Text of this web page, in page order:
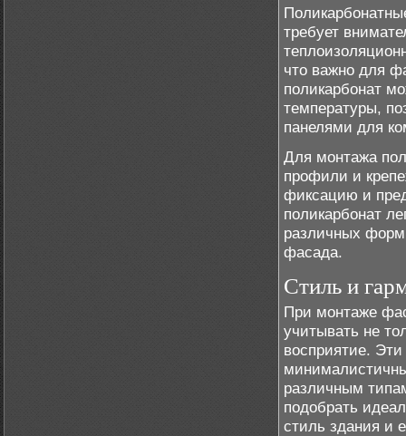
требует
что важно для
поликарбонат
температуры,
панелями для
Для монтажа
профили и
фиксацию и
поликарбонат
различных
фасада.
Стиль и
При монтаже
учитывать не
восприятие.
различным
подобрать
стиль здания и